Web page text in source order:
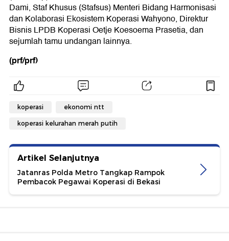
Dami, Staf Khusus (Stafsus) Menteri Bidang Harmonisasi
dan Kolaborasi Ekosistem Koperasi Wahyono, Direktur
Bisnis LPDB Koperasi Oetje Koesoema Prasetia, dan
sejumlah tamu undangan lainnya.
(prf/prf)
koperasi ekonomi ntt
koperasi kelurahan merah putih
Artikel Selanjutnya
Jatanras Polda Metro Tangkap Rampok
Pembacok Pegawai Koperasi di Bekasi